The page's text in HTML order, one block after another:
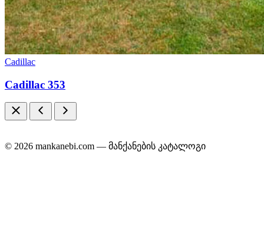
Cadillac
Cadillac 353
© 2026 mankanebi.com — მანქანების კატალოგი